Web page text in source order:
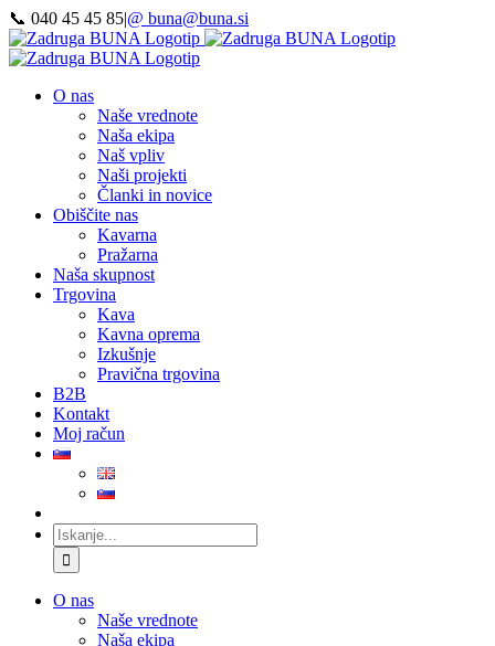
Preskoči
na
vsebino
📞 040 45 45 85|@ buna@buna.si
Facebook
Instagram
LinkedIn
YouTube
O nas
Naše vrednote
Naša ekipa
Naš vpliv
Naši projekti
Članki in novice
Obiščite nas
Kavarna
Pražarna
Naša skupnost
Trgovina
Kava
Kavna oprema
Izkušnje
Pravična trgovina
B2B
Kontakt
Moj račun
Iskanje:
O nas
Naše vrednote
Naša ekipa